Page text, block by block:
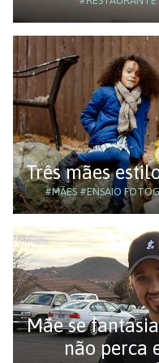
Três mães
#MÃES#ENSAIO
Mãe se
não perca